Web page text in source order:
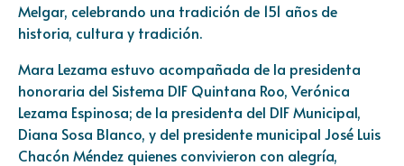
Melgar, celebrando una tradición de 151 años de
historia, cultura y tradición.
Mara Lezama estuvo acompañada de la presidenta
honoraria del Sistema DIF Quintana Roo, Verónica
Lezama Espinosa; de la presidenta del DIF Municipal,
Diana Sosa Blanco, y del presidente municipal José Luis
Chacón Méndez quienes convivieron con alegría,